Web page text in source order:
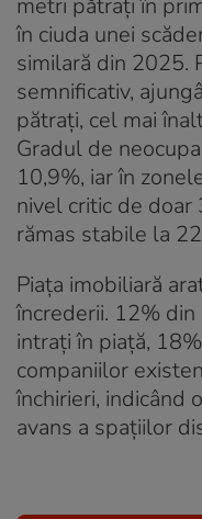
în ciuda unei
similară din 2025.
semnificativ,
pătrați, cel mai
Gradul de
10,9%, iar în
nivel critic de doar
rămas stabile la
Piața imobiliară
încrederii. 12%
intrați în piață,
companiilor
închirieri, indicând
avans a spațiilor